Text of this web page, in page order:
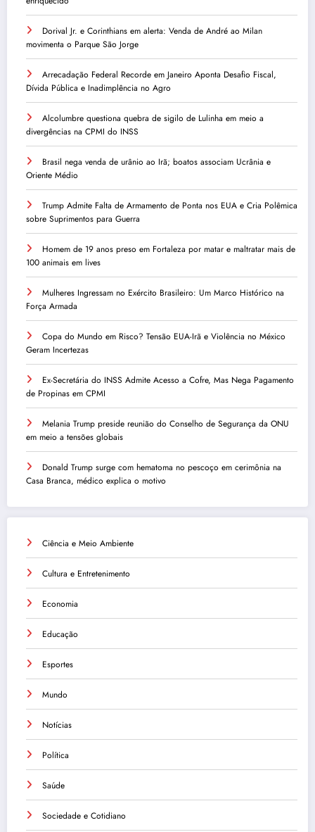
Dorival Jr. e Corinthians em alerta: Venda de André ao Milan
movimenta o Parque São Jorge
Arrecadação Federal Recorde em Janeiro Aponta Desafio Fiscal,
Dívida Pública e Inadimplência no Agro
Alcolumbre questiona quebra de sigilo de Lulinha em meio a
divergências na CPMI do INSS
Brasil nega venda de urânio ao Irã; boatos associam Ucrânia e
Oriente Médio
Trump Admite Falta de Armamento de Ponta nos EUA e Cria Polêmica
sobre Suprimentos para Guerra
Homem de 19 anos preso em Fortaleza por matar e maltratar mais de
100 animais em lives
Mulheres Ingressam no Exército Brasileiro: Um Marco Histórico na
Força Armada
Copa do Mundo em Risco? Tensão EUA-Irã e Violência no México
Geram Incertezas
Ex-Secretária do INSS Admite Acesso a Cofre, Mas Nega Pagamento
de Propinas em CPMI
Melania Trump preside reunião do Conselho de Segurança da ONU
em meio a tensões globais
Donald Trump surge com hematoma no pescoço em cerimônia na
Casa Branca, médico explica o motivo
Ciência e Meio Ambiente
Cultura e Entretenimento
Economia
Educação
Esportes
Mundo
Notícias
Política
Saúde
Sociedade e Cotidiano